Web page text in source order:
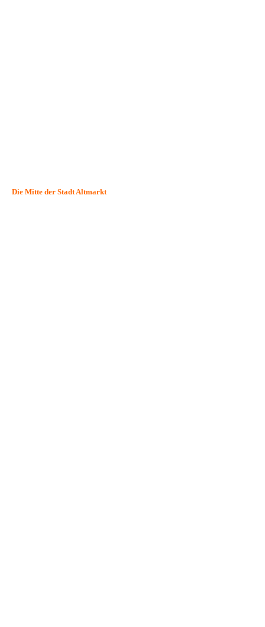
Die Mitte der Stadt Altmarkt